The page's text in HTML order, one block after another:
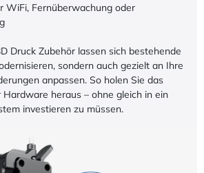
WiFi, Fernüberwachung oder
Druck Zubehör lassen sich bestehende
sondern auch gezielt an Ihre
anpassen. So holen Sie das
Hardware heraus – ohne gleich in ein
investieren zu müssen.